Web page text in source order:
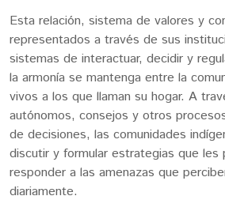
Esta relación, sistema de valores y
representados a través de sus
sistemas de interactuar, decidir y
la armonía se mantenga entre la
vivos a los que llaman su hogar. A
autónomos, consejos y otros
de decisiones, las comunidades
discutir y formular estrategias que les
responder a las amenazas que
diariamente.